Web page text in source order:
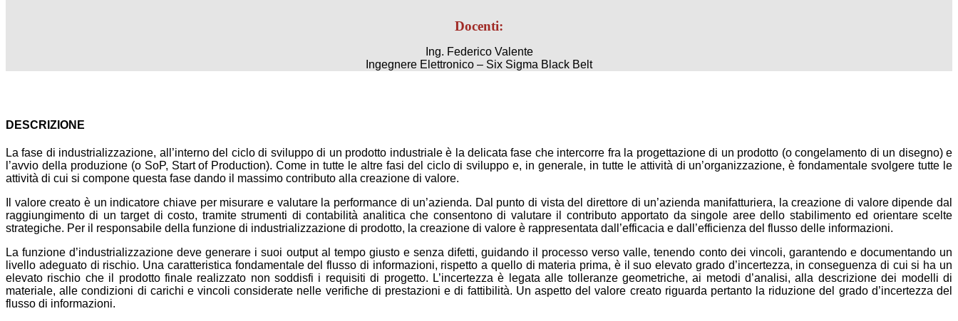
Docenti:
Ing. Federico Valente
Ingegnere Elettronico – Six Sigma Black Belt
DESCRIZIONE
La fase di industrializzazione, all’interno del ciclo di sviluppo di un prodotto industriale è la delicata fase che intercorre fra la progettazione di un prodotto (o congelamento di un disegno) e
l’avvio della produzione (o SoP, Start of Production). Come in tutte le altre fasi del ciclo di sviluppo e, in generale, in tutte le attività di un’organizzazione, è fondamentale svolgere tutte le
attività di cui si compone questa fase dando il massimo contributo alla creazione di valore.
Il valore creato è un indicatore chiave per misurare e valutare la performance di un’azienda. Dal punto di vista del direttore di un’azienda manifatturiera, la creazione di valore dipende dal
raggiungimento di un target di costo, tramite strumenti di contabilità analitica che consentono di valutare il contributo apportato da singole aree dello stabilimento ed orientare scelte
strategiche. Per il responsabile della funzione di industrializzazione di prodotto, la creazione di valore è rappresentata dall’efficacia e dall’efficienza del flusso delle informazioni.
La funzione d’industrializzazione deve generare i suoi output al tempo giusto e senza difetti, guidando il processo verso valle, tenendo conto dei vincoli, garantendo e documentando un
livello adeguato di rischio. Una caratteristica fondamentale del flusso di informazioni, rispetto a quello di materia prima, è il suo elevato grado d’incertezza, in conseguenza di cui si ha un
elevato rischio che il prodotto finale realizzato non soddisfi i requisiti di progetto. L’incertezza è legata alle tolleranze geometriche, ai metodi d’analisi, alla descrizione dei modelli di
materiale, alle condizioni di carichi e vincoli considerate nelle verifiche di prestazioni e di fattibilità. Un aspetto del valore creato riguarda pertanto la riduzione del grado d’incertezza del
flusso di informazioni.